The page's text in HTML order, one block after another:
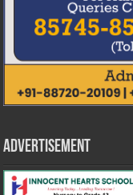
Advertisement